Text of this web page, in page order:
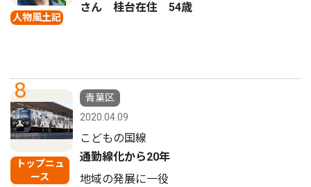
人物風土記
さん 桂台在住 54歳
8
トップニュ
ース
青葉区
2020.04.09
こどもの国線
通勤線化から20年
地域の発展に一役